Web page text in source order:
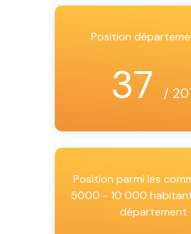
Position
37 /
Position parmi les
5000 - 10 000
département